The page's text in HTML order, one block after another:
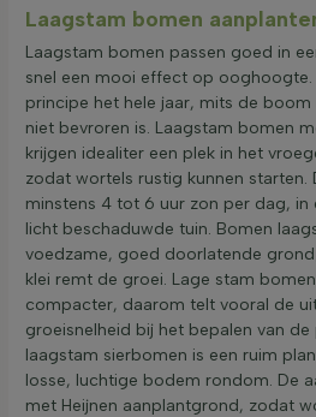
Laagstam bomen
Laagstam bomen passen goed in
snel een mooi effect op ooghoogte.
principe het hele jaar, mits de
niet bevroren is. Laagstam bomen
krijgen idealiter een plek in het
zodat wortels rustig kunnen starten.
minstens 4 tot 6 uur zon per dag,
licht beschaduwde tuin. Bomen
voedzame, goed doorlatende
klei remt de groei. Lage stam
compacter, daarom telt vooral de
groeisnelheid bij het bepalen van
laagstam sierbomen is een ruim
losse, luchtige bodem rondom. De
met Heijnen aanplantgrond, zodat